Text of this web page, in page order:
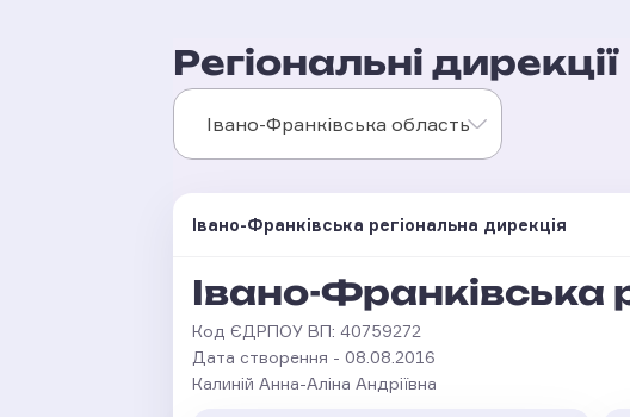
Регіональні дирекції
Івано-Франківська область
Івано-Франківська регіональна дирекція
Івано-Франківська
Код ЄДРПОУ ВП: 40759272
Дата створення - 08.08.2016
Калиній Анна-Аліна Андріївна